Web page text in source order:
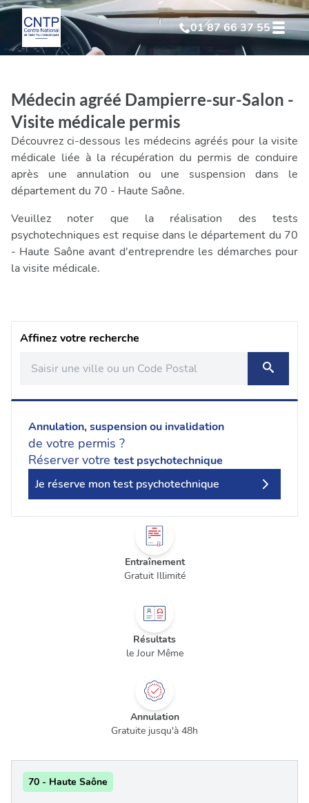
01 87 66 37 55
Test Psychotechnique suite à annulation
Test Psychotechniquesuite à invalidation
Test Psychotechniqueprofessionnel
Médecin agréé Dampierre-sur-Salon -
Visite médicale permis
Découvrez ci-dessous les médecins agréés pour la visite
médicale liée à la récupération du permis de conduire
après une annulation ou une suspension dans le
département du 70 - Haute Saône.
Veuillez noter que la réalisation des tests
psychotechniques est requise dans le département du 70
- Haute Saône avant d'entreprendre les démarches pour
la visite médicale.
Affinez votre recherche
Annulation, suspension ou invalidation
de votre permis ?
Réserver votre test psychotechnique
Je réserve mon test psychotechnique
Entraînement
Gratuit Illimité
Résultats
le Jour Même
Annulation
Gratuite jusqu'à 48h
70 - Haute Saône